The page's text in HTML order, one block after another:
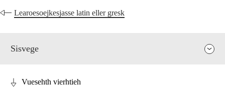
Learoesoejkesjasse latin eller gresk
Sisvege
Vuesehth vierhtieh